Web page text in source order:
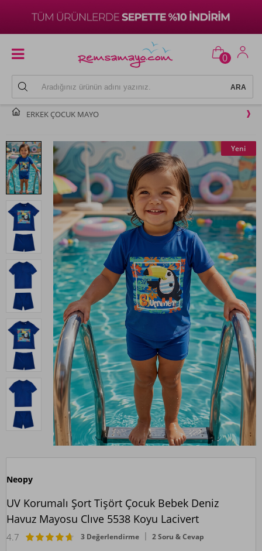
0
ERKEK ÇOCUK MAYO
Yeni
Neopy
UV Korumalı Şort Tişört Çocuk Bebek Deniz
Havuz Mayosu Clıve 5538 Koyu Lacivert
4.7 3 Değerlendirme 2 Soru & Cevap